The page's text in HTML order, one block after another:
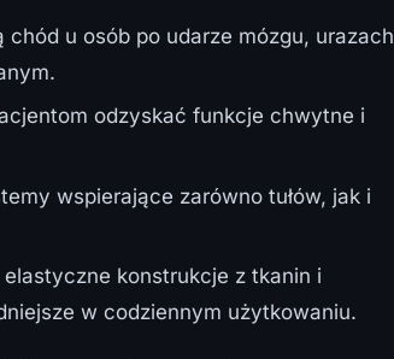
chód u osób po udarze mózgu, urazach
odzyskać funkcje chwytne i
wspierające zarówno tułów, jak i
elastyczne konstrukcje z tkanin i
w codziennym użytkowaniu.